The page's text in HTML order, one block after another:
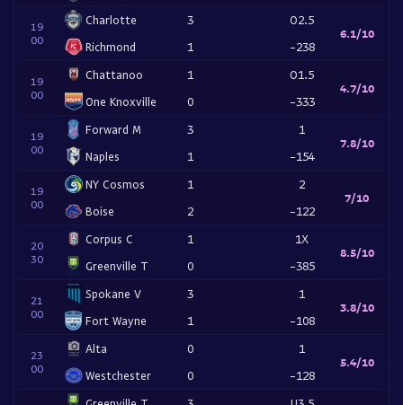
19
00
Charlotte
Richmond
3
1
O2.5
-238
6.1/10
19
00
Chattanoo
One Knoxville
1
0
O1.5
-333
4.7/10
19
00
Forward M
Naples
3
1
1
-154
7.8/10
19
00
NY Cosmos
Boise
1
2
2
-122
7/10
20
30
Corpus C
Greenville T
1
0
1X
-385
8.5/10
21
00
Spokane V
Fort Wayne
3
1
1
-108
3.8/10
23
00
Alta
Westchester
0
0
1
-128
5.4/10